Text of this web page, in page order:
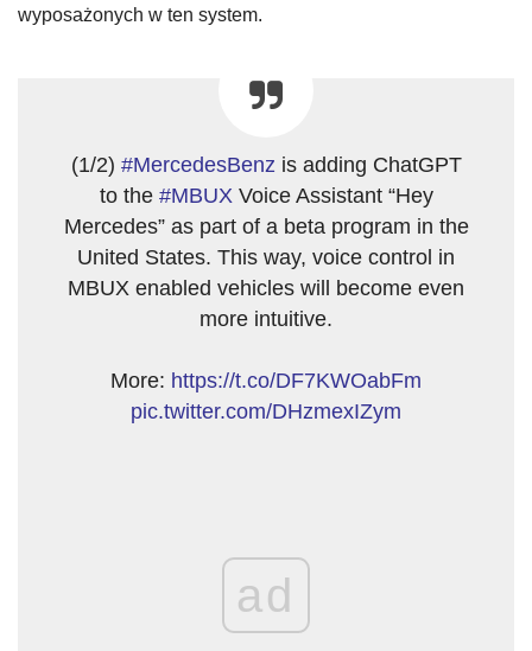
wyposażonych w ten system.
(1/2) #MercedesBenz is adding ChatGPT
to the #MBUXVoice Assistant “Hey
Mercedes” as part of a beta program in the
United States. This way, voice control in
MBUX enabled vehicles will become even
more intuitive.
More: https://t.co/DF7KWOabFm
pic.twitter.com/DHzmexIZym
ad